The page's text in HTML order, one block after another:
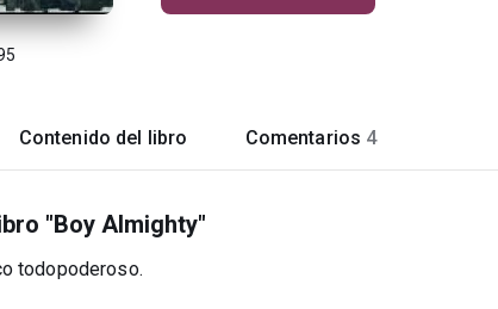
Contenido del libro Comentarios 4
"Boy Almighty"
todopoderoso.